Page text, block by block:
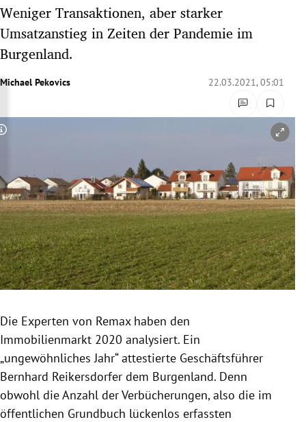
Untermenü
Untermenü
Untermenü
Untermenü
Untermenü
Untermenü
Untermenü
Weniger Transaktionen, aber starker
Umsatzanstieg in Zeiten der Pandemie im
Burgenland.
Michael Pekovics 22.03.2021, 05:01
Copyright-Hinweis öffnen/schließen
Die Experten von Remax haben den
Immobilienmarkt 2020 analysiert. Ein
„ungewöhnliches Jahr“ attestierte Geschäftsführer
Bernhard Reikersdorfer dem Burgenland. Denn
obwohl die Anzahl der Verbücherungen, also die im
öffentlichen Grundbuch lückenlos erfassten